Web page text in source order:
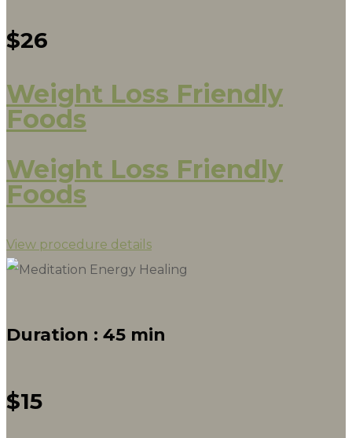
$26
Weight Loss Friendly
Foods
Weight Loss Friendly
Foods
View procedure details
Duration : 45 min
$15